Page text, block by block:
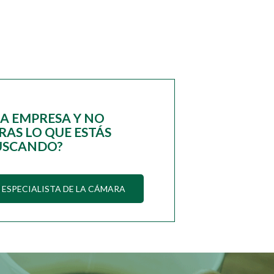
EMPRESA Y NO
LO QUE ESTÁS
DE LA CÁMARA